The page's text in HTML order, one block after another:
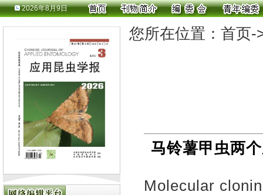
2026年8月9日
您所在位置： 首页-
马铃薯甲虫两
Molecular